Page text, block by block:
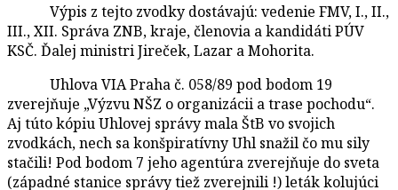
Výpis z tejto zvodky dostávajú: vedenie FMV, I., II.,
III., XII. Správa ZNB, kraje, členovia a kandidáti PÚV
KSČ. Ďalej ministri Jireček, Lazar a Mohorita.
Uhlova VIA Praha č. 058/89 pod bodom 19
zverejňuje „Výzvu NŠZ o organizácii a trase pochodu“.
Aj túto kópiu Uhlovej správy mala ŠtB vo svojich
zvodkách, nech sa konšpiratívny Uhl snažil čo mu sily
stačili! Pod bodom 7 jeho agentúra zverejňuje do sveta
(západné stanice správy tiež zverejnili !) leták kolujúci